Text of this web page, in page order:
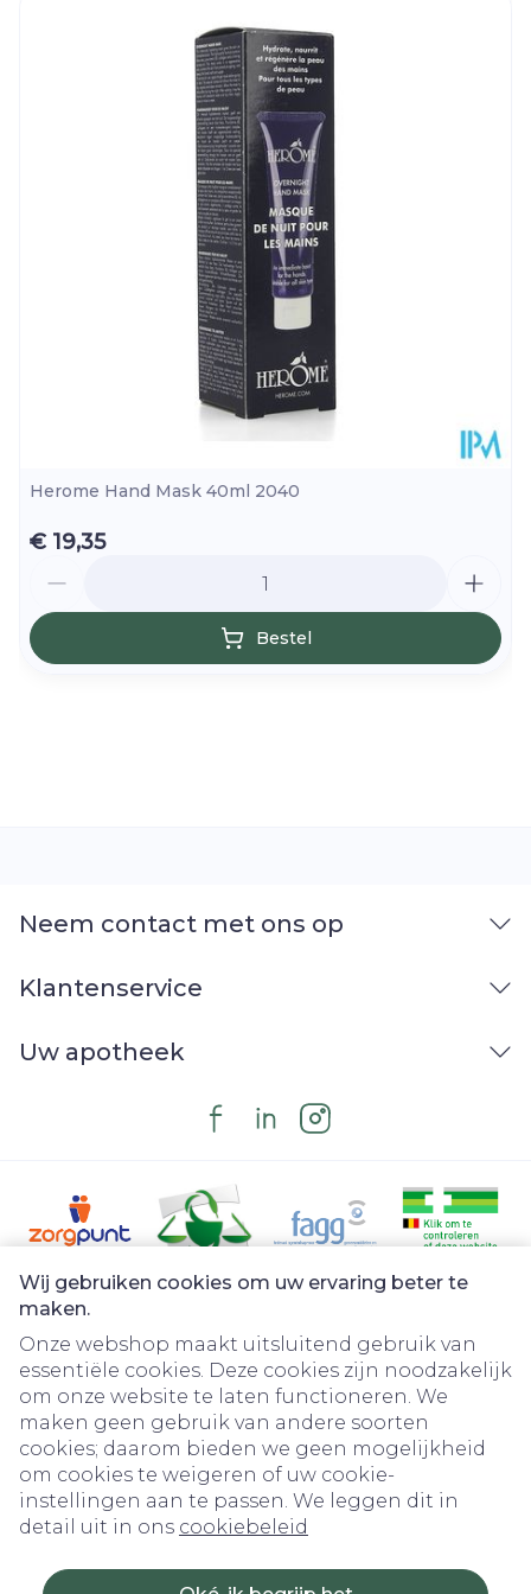
Wij gebruiken cookies om uw ervaring beter te
maken.
Onze webshop maakt uitsluitend gebruik van
essentiële cookies. Deze cookies zijn noodzakelijk
om onze website te laten functioneren. We
maken geen gebruik van andere soorten
cookies; daarom bieden we geen mogelijkheid
om cookies te weigeren of uw cookie-
instellingen aan te passen. We leggen dit in
detail uit in ons cookiebeleid
Herome Hand Mask 40ml 2040
€ 19,35
Bestel
Neem contact met ons op
Klantenservice
Uw apotheek
Juridische links